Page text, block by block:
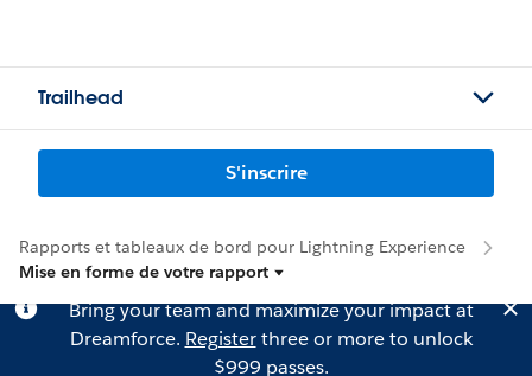
Trailhead
S'inscrire
Rapports et tableaux de bord pour Lightning Experience
Mise en forme de votre rapport
Bring your team and maximize your impact at
Dreamforce. Registerthree or more to unlock
$999 passes.